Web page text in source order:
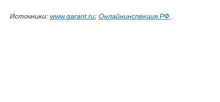
Источники: www.garant.ru; Онлайнинспекция.РФ.